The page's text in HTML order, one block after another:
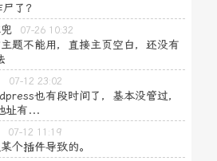
了？
07-26 10:32
题不能用，直接主页空白，还没有
07-12 23:02
也有段时间了，基本没管过，
址有...
07-12 11:19
个插件导致的。